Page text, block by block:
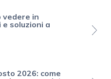
vedere in
soluzioni a
2026: come